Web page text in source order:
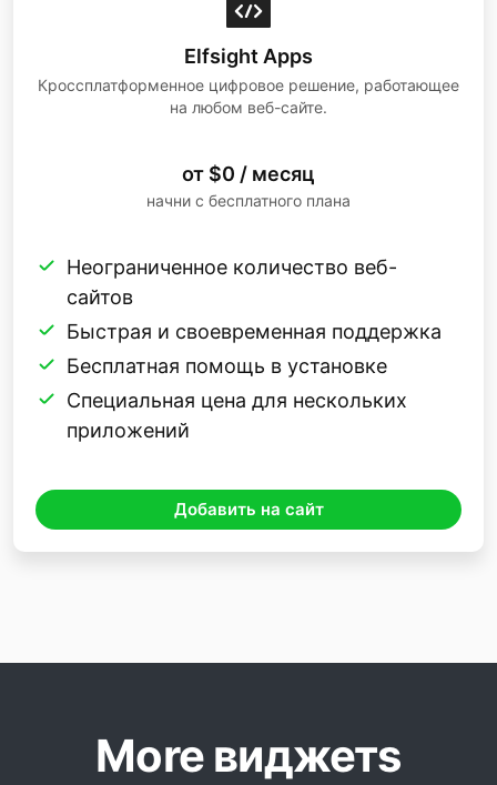
Elfsight Apps
Кроссплатформенное цифровое решение, работающее
на любом веб-сайте.
от $0 / месяц
начни с бесплатного плана
Неограниченное количество веб-
сайтов
Быстрая и своевременная поддержка
Бесплатная помощь в установке
Специальная цена для нескольких
приложений
Добавить на сайт
More виджетs